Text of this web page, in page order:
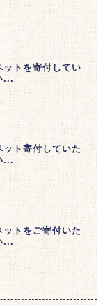
ットを寄付してい
...
ット寄付していた
...
ットをご寄付いた
...